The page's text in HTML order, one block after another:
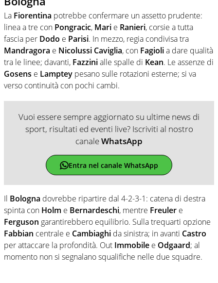
La Fiorentina potrebbe confermare un assetto prudente:
linea a tre con Pongracic, Mari e Ranieri, corsie a tutta
fascia per Dodo e Parisi. In mezzo, regia condivisa tra
Mandragora e Nicolussi Caviglia, con Fagiolia dare qualità
tra le linee; davanti, Fazzinialle spalle di Kean. Le assenze di
Gosens e Lamptey pesano sulle rotazioni esterne; si va
verso continuità con pochi cambi.
Vuoi essere sempre aggiornato su ultime news di
sport, risultati ed eventi live? Iscriviti al nostro
canaleWhatsApp
Entra nel canale WhatsApp
Il Bologna dovrebbe ripartire dal 4-2-3-1: catena di destra
spinta con Holm e Bernardeschi, mentre Freuler e
Ferguson garantirebbero equilibrio. Sulla trequarti opzione
Fabbian centrale e Cambiaghi da sinistra; in avanti Castro
per attaccare la profondità. Out Immobile e Odgaard; al
momento non si segnalano squalifiche nelle due squadre.